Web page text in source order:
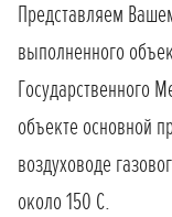
Представляем
выполненного
Государственного
объекте основной
воздуховоде
около 150 С.